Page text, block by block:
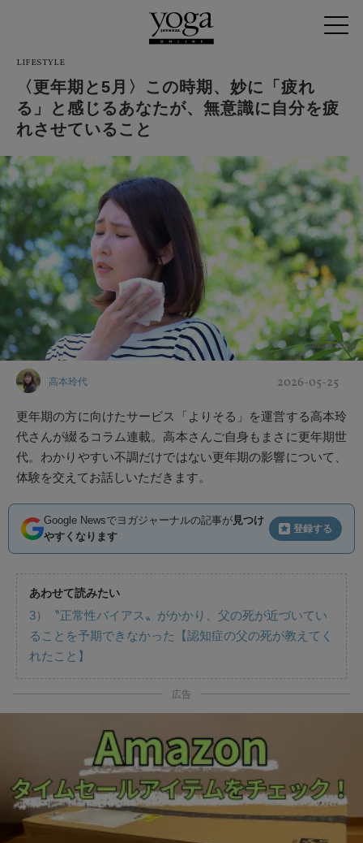
LIFESTYLE
〈更年期と5月〉この時期、妙に「疲れ
る」と感じるあなたが、無意識に自分を疲
れさせていること
AdobeStock
高本玲代 2026-05-25
更年期の方に向けたサービス「よりそる」を運営する高本玲
代さんが綴るコラム連載。高本さんご自身もまさに更年期世
代。わかりやすい不調だけではない更年期の影響について、
体験を交えてお話しいただきます。
Google Newsでヨガジャーナルの記事が見つけ
やすくなります
登録する
あわせて読みたい
3）〝正常性バイアス〟がかかり、父の死が近づいてい
ることを予期できなかった【認知症の父の死が教えてく
れたこと】
広告